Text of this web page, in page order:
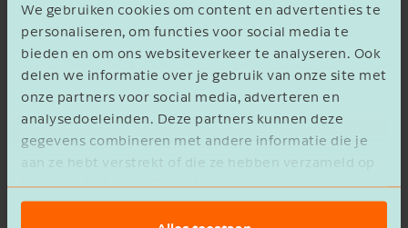
We gebruiken cookies om content en advertenties te
personaliseren, om functies voor social media te
bieden en om ons websiteverkeer te analyseren. Ook
delen we informatie over je gebruik van onze site met
onze partners voor social media, adverteren en
analysedoeleinden. Deze partners kunnen deze
gegevens combineren met andere informatie die je
aan ze hebt verstrekt of die ze hebben verzameld op
basis van het gebruik van hun services.
Ik ga akkoord met hetprivacy statement
Verzenden